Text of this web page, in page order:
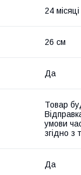
24 місяці
26 см
Да
Товар
умови
згідно
Да